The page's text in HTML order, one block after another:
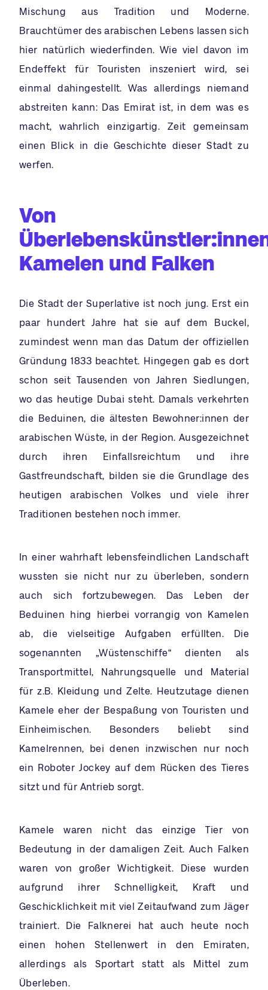
Mischung aus Tradition und Moderne.
Brauchtümer des arabischen Lebens lassen sich
hier natürlich wiederfinden. Wie viel davon im
Endeffekt für Touristen inszeniert wird, sei
einmal dahingestellt. Was allerdings niemand
abstreiten kann: Das Emirat ist, in dem was es
macht, wahrlich einzigartig. Zeit gemeinsam
einen Blick in die Geschichte dieser Stadt zu
werfen.
Von
Kamelen und Falken
Die Stadt der Superlative ist noch jung. Erst ein
paar hundert Jahre hat sie auf dem Buckel,
zumindest wenn man das Datum der offiziellen
Gründung 1833 beachtet. Hingegen gab es dort
schon seit Tausenden von Jahren Siedlungen,
wo das heutige Dubai steht. Damals verkehrten
die Beduinen, die ältesten Bewohner:innen der
arabischen Wüste, in der Region. Ausgezeichnet
durch ihren Einfallsreichtum und ihre
Gastfreundschaft, bilden sie die Grundlage des
heutigen arabischen Volkes und viele ihrer
Traditionen bestehen noch immer.
In einer wahrhaft lebensfeindlichen Landschaft
wussten sie nicht nur zu überleben, sondern
auch sich fortzubewegen. Das Leben der
Beduinen hing hierbei vorrangig von Kamelen
ab, die vielseitige Aufgaben erfüllten. Die
sogenannten „Wüstenschiffe“ dienten als
Transportmittel, Nahrungsquelle und Material
für z.B. Kleidung und Zelte. Heutzutage dienen
Kamele eher der Bespaßung von Touristen und
Einheimischen. Besonders beliebt sind
Kamelrennen, bei denen inzwischen nur noch
ein Roboter Jockey auf dem Rücken des Tieres
sitzt und für Antrieb sorgt.
Kamele waren nicht das einzige Tier von
Bedeutung in der damaligen Zeit. Auch Falken
waren von großer Wichtigkeit. Diese wurden
aufgrund ihrer Schnelligkeit, Kraft und
Geschicklichkeit mit viel Zeitaufwand zum Jäger
trainiert. Die Falknerei hat auch heute noch
einen hohen Stellenwert in den Emiraten,
allerdings als Sportart statt als Mittel zum
Überleben.